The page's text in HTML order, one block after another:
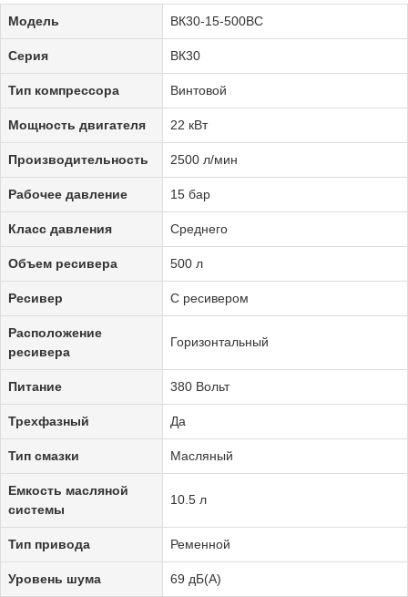
Модель ВК30-15-500ВС
Серия ВК30
Тип компрессора Винтовой
Мощность двигателя 22 кВт
Производительность 2500 л/мин
Рабочее давление 15 бар
Класс давления Среднего
Объем ресивера 500 л
Ресивер С ресивером
Расположение
ресивера
Горизонтальный
Питание 380 Вольт
Трехфазный Да
Тип смазки Масляный
Емкость масляной
системы
10.5 л
Тип привода Ременной
Уровень шума 69 дБ(А)